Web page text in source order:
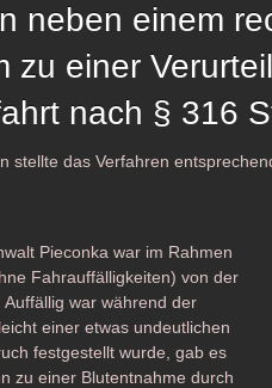
neben einem
zu einer
nach § 316
stellte das Verfahren
Pieconka war im Rahmen
Fahrauffälligkeiten) von der
war während der
einer etwas undeutlichen
festgestellt wurde, gab es
zu einer Blutentnahme durch